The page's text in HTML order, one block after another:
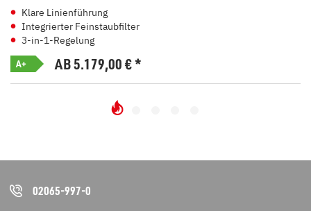
Klare Linienführung
Integrierter Feinstaubfilter
3-in-1-Regelung
A+ AB 5.179,00€*
02065-997-0